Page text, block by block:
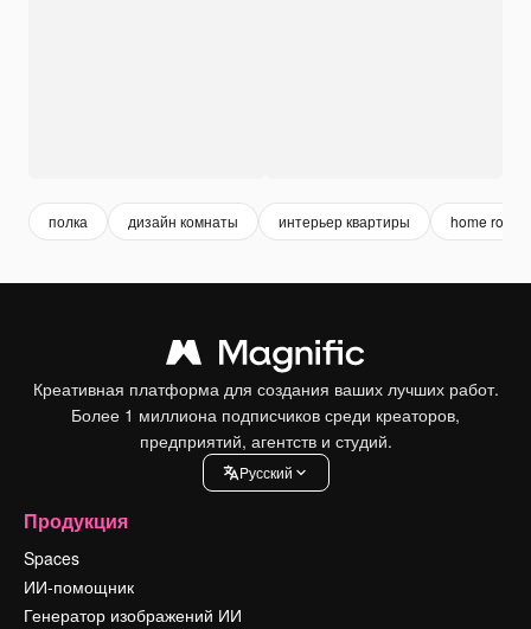
полка дизайн комнаты интерьер квартиры home room
Креативная платформа для создания ваших лучших работ.
Более 1 миллиона подписчиков среди креаторов,
предприятий, агентств и студий.
Pусский
Продукция
Spaces
ИИ-помощник
Генератор изображений ИИ